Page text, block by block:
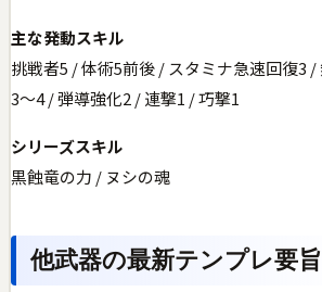
主な発動スキル
挑戦者5 / 体術5前後 / スタミナ急速回復3
3〜4 / 弾導強化2 / 連撃1 / 巧撃1
シリーズスキル
黒蝕竜の力 / ヌシの魂
他武器の最新テンプレ要旨